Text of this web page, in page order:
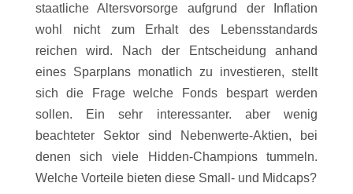
staatliche Altersvorsorge aufgrund der Inflation
wohl nicht zum Erhalt des Lebensstandards
reichen wird. Nach der Entscheidung anhand
eines Sparplans monatlich zu investieren, stellt
sich die Frage welche Fonds bespart werden
sollen. Ein sehr interessanter. aber wenig
beachteter Sektor sind Nebenwerte-Aktien, bei
denen sich viele Hidden-Champions tummeln.
Welche Vorteile bieten diese Small- und Midcaps?